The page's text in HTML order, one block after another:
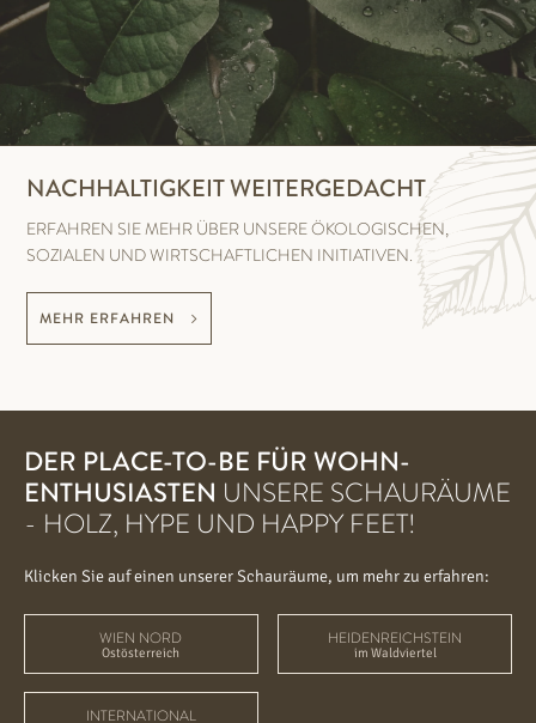
NACHHALTIGKEIT WEITERGEDACHT
ERFAHREN SIE MEHR ÜBER UNSERE ÖKOLOGISCHEN,
SOZIALEN UND WIRTSCHAFTLICHEN INITIATIVEN.
MEHR ERFAHREN
DER PLACE-TO-BE FÜR WOHN-
ENTHUSIASTEN UNSERE SCHAURÄUME
- HOLZ, HYPE UND HAPPY FEET!
Klicken Sie auf einen unserer Schauräume, um mehr zu erfahren:
WIEN NORD
Ostösterreich
HEIDENREICHSTEIN
im Waldviertel
INTERNATIONAL